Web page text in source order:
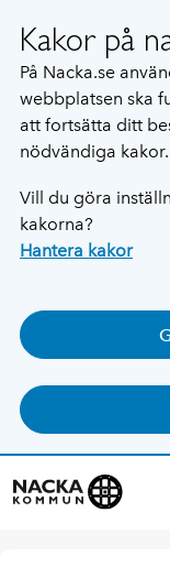
Kakor på
På Nacka.se
webbplatsen ska
att fortsätta ditt
nödvändiga kakor.
Vill du göra
kakorna?
Hantera kakor